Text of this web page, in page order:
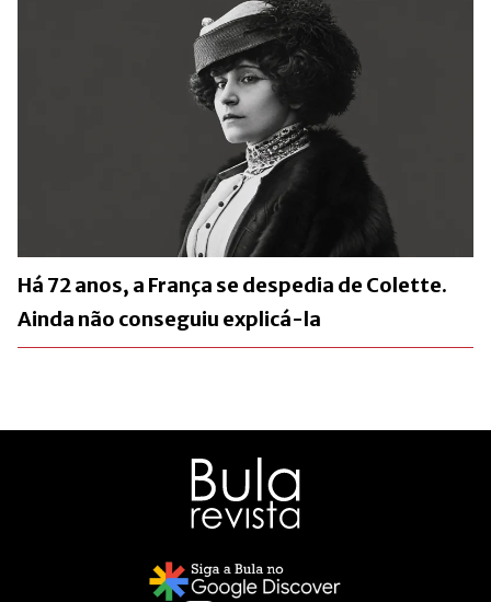
Há 72 anos, a França se despedia de Colette.
Ainda não conseguiu explicá-la